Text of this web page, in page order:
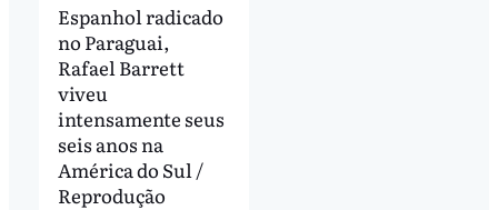
Espanhol radicado
no Paraguai,
Rafael Barrett
viveu
intensamente seus
seis anos na
América do Sul /
Reprodução